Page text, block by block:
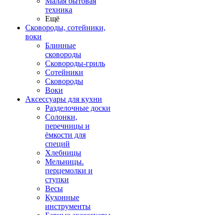
техника
Ещё
Сковороды, сотейники,
воки
Блинные
сковороды
Сковороды-гриль
Сотейники
Сковороды
Воки
Аксессуары для кухни
Разделочные доски
Солонки,
перечницы и
ёмкости для
специй
Хлебницы
Мельницы.
перцемолки и
ступки
Весы
Кухонные
инструменты